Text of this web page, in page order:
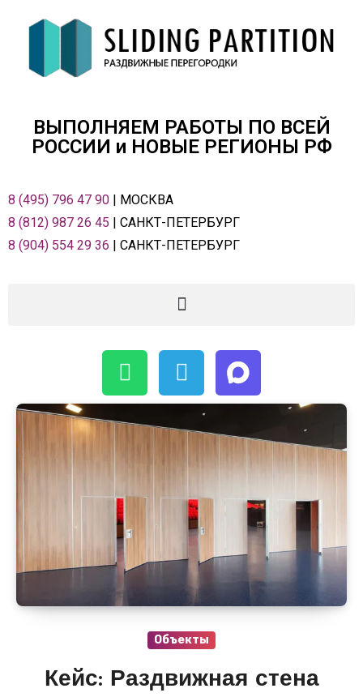
ВЫПОЛНЯЕМ РАБОТЫ ПО ВСЕЙ
РОСCИИ и НОВЫЕ РЕГИОНЫ РФ
8 (495) 796 47 90 | МОСКВА
8 (812) 987 26 45 | САНКТ-ПЕТЕРБУРГ
8 (904) 554 29 36 | САНКТ-ПЕТЕРБУРГ
Объекты
Кейс: Раздвижная стена